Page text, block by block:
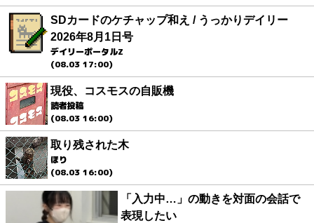
SDカードのケチャップ和え / うっかりデイリー
2026年8月1日号
デイリーポータルZ
(08.03 17:00)
現役、コスモスの自販機
読者投稿
(08.03 16:00)
取り残された木
ほり
(08.03 16:00)
「入力中…」の動きを対面の会話で
表現したい